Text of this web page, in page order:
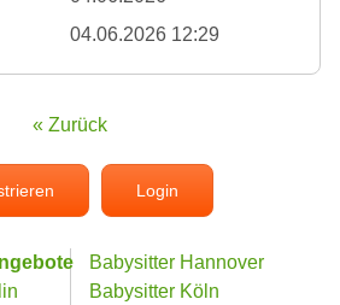
04.06.2026 12:29
« Zurück
Login
Babysitter Hannover
Babysitter Köln